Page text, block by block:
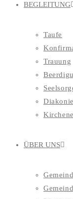
BEGLEITUNG
Taufe
Trauung
Diakonie
ÜBER UNS